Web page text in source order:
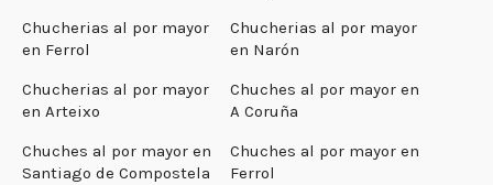
Chucherias al por mayor
en Ferrol
Chucherias al por mayor
en Narón
Chucherias al por mayor
en Arteixo
Chuches al por mayor en
A Coruña
Chuches al por mayor en
Santiago de Compostela
Chuches al por mayor en
Ferrol